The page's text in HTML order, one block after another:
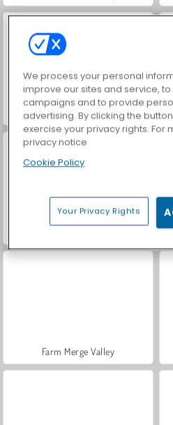
Casino World
Farm Merge Valley
We process your personal
improve our sites and service,
campaigns and to provide
advertising. By clicking the
exercise your privacy rights. For
privacy notice
Cookie Policy
Your Privacy Rights